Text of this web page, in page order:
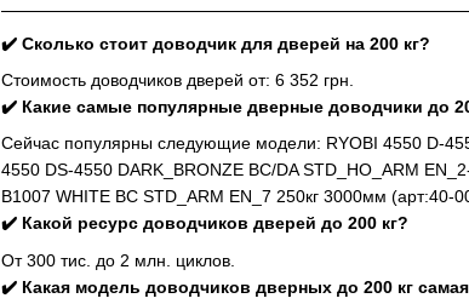
✔️ Сколько стоит доводчик для дверей на 200 кг?
Стоимость доводчиков дверей от: 6 352 грн.
✔️ Какие самые популярные дверные доводчики до
Сейчас популярны следующие модели: RYOBI 4550 D-
4550 DS-4550 DARK_BRONZE BC/DA STD_HO_ARM
B1007 WHITE BC STD_ARM EN_7 250кг 3000мм (арт:40-
✔️ Какой ресурс доводчиков дверей до 200 кг?
От 300 тис. до 2 млн. циклов.
✔️ Какая модель доводчиков дверных до 200 кг